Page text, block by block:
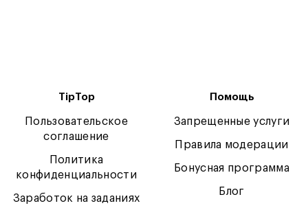
TipTop
Пользовательское
соглашение
Политика
конфиденциальности
Заработок на заданиях
Помощь
Запрещенные услуги
Правила модерации
Бонусная программа
Блог